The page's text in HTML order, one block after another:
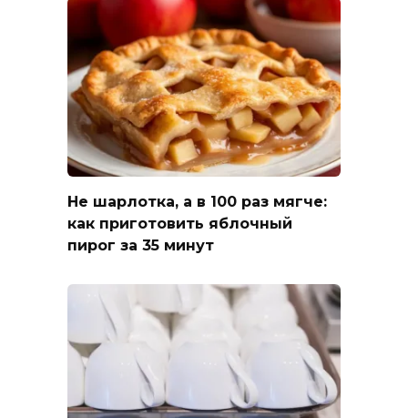
Не шарлотка, а в 100 раз мягче:
как приготовить яблочный
пирог за 35 минут